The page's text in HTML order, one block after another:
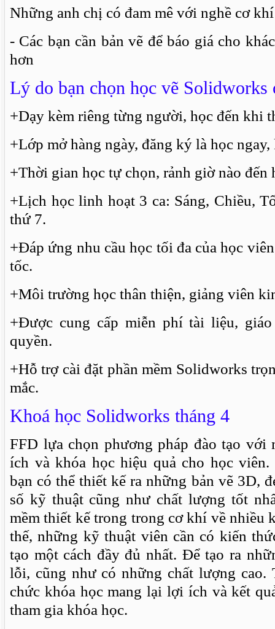
Những anh chị có đam mê với nghề cơ khí
- Các bạn cần bản vẽ để báo giá cho
hơn
Lý do bạn chọn học vẽ Solidworks
+Dạy kèm riêng từng người, học đến khi
+Lớp mở hàng ngày, đăng ký là học
+Thời gian học tự chọn, rảnh giờ nào đến
+Lịch học linh hoạt 3 ca: Sáng, Chiều,
thứ 7.
+Đáp ứng nhu cầu học tối đa của học
tốc.
+Môi trường học thân thiện, giảng viên
+Được cung cấp miễn phí tài liệu,
quyền.
+Hỗ trợ cài đặt phần mềm Solidworks
mắc.
Khoá học Solidworks tháng 4
FFD lựa chọn phương pháp đào tạo với
ích và khóa học hiệu quả cho học
bạn có thể thiết kế ra những bản vẽ 3D,
số kỹ thuật cũng như chất lượng tốt
mềm thiết kế trong trong cơ khí về nhiều
thế, những kỹ thuật viên cần có kiến
tạo một cách đầy đủ nhất. Để tạo ra
lỗi, cũng như có những chất lượng cao.
chức khóa học mang lại lợi ích và kết
tham gia khóa học.